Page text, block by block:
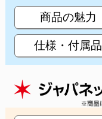
商品の魅力
仕様・付属品